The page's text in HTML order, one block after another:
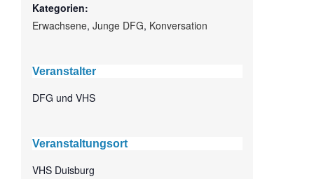
Kategorien:
Erwachsene, Junge DFG, Konversation
Veranstalter
DFG und VHS
Veranstaltungsort
VHS Duisburg